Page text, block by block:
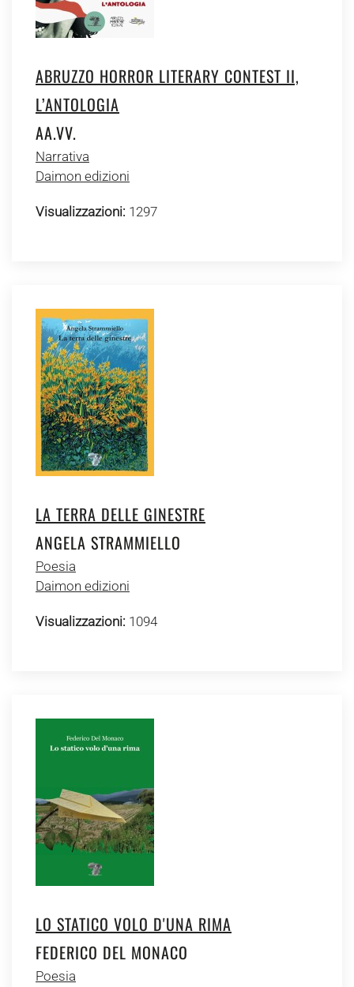
ABRUZZO HORROR LITERARY CONTEST II,
L’ANTOLOGIA
AA.VV.
Narrativa
Daimon edizioni
Visualizzazioni: 1297
LA TERRA DELLE GINESTRE
ANGELA STRAMMIELLO
Poesia
Daimon edizioni
Visualizzazioni: 1094
LO STATICO VOLO D'UNA RIMA
FEDERICO DEL MONACO
Poesia